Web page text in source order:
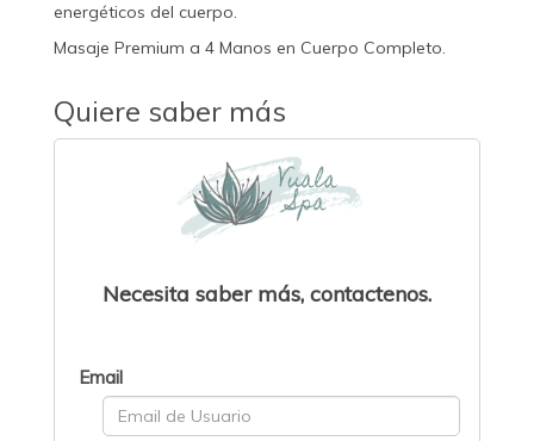
energéticos del cuerpo.
Masaje Premium a 4 Manos en Cuerpo Completo.
Quiere saber más
Necesita saber más, contactenos.
Email